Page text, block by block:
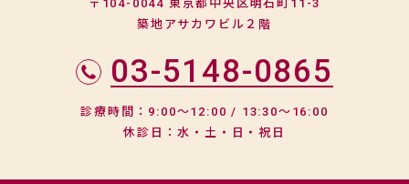
〒104-0044 東京都中央区明石町11-3
築地アサカワビル２階
03-5148-0865
診療時間：9:00～12:00 / 13:30～16:00
休診日：水・土・日・祝日